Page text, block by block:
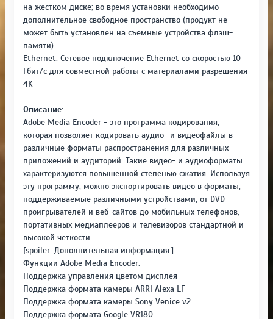
на жестком диске; во время установки необходимо
дополнительное свободное пространство (продукт не
может быть установлен на съемные устройства флэш-
памяти)
Ethernet: Сетевое подключение Ethernet со скоростью 10
Гбит/с для совместной работы с материалами разрешения
4K
Описание:
Adobe Media Encoder - это программа кодирования,
которая позволяет кодировать аудио- и видеофайлы в
различные форматы распространения для различных
приложений и аудиторий. Такие видео- и аудиоформаты
характеризуются повышенной степенью сжатия. Используя
эту программу, можно экспортировать видео в форматы,
поддерживаемые различными устройствами, от DVD-
проигрывателей и веб-сайтов до мобильных телефонов,
портативных медиаплееров и телевизоров стандартной и
высокой четкости.
[spoiler=Дополнительная информация:]
Функции Adobe Media Encoder:
Поддержка управления цветом дисплея
Поддержка формата камеры ARRI Alexa LF
Поддержка формата камеры Sony Venice v2
Поддержка формата Google VR180